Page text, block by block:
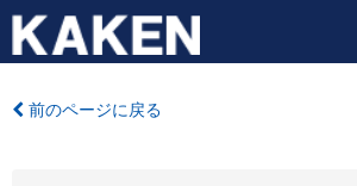
前のページに戻る